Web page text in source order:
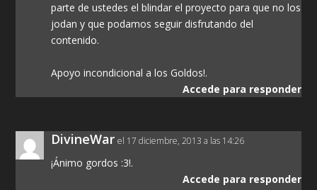
parte de ustedes el blindar el proyecto para que no los
jodan y que podamos seguir disfrutando del
contenido.
Apoyo incondicional a los Goldos!.
Accede para responder
DivineWar el 17 diciembre, 2013 a las 14:26
¡Ánimo gordos :3!.
Accede para responder